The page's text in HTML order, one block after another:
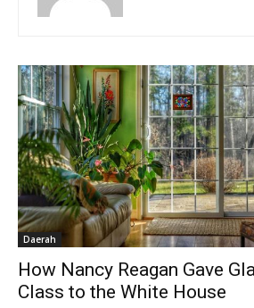
Daerah
How Nancy Reagan Gave
Class to the White House